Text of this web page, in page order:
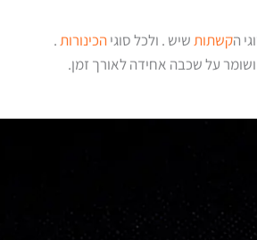
קשתותשיש . ולכל סוגיהכינורות.
על שכבה אחידה לאורך זמן.